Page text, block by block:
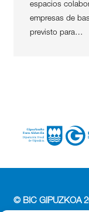
espacios
empresas de
previsto para…
© BIC GIPUZKOA